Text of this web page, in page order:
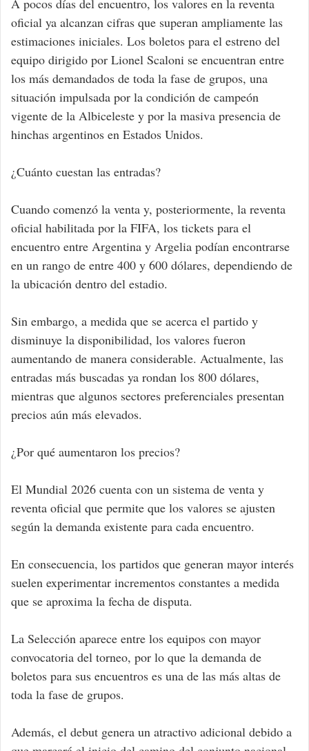
A pocos días del encuentro, los valores en la reventa
oficial ya alcanzan cifras que superan ampliamente las
estimaciones iniciales. Los boletos para el estreno del
equipo dirigido por Lionel Scaloni se encuentran entre
los más demandados de toda la fase de grupos, una
situación impulsada por la condición de campeón
vigente de la Albiceleste y por la masiva presencia de
hinchas argentinos en Estados Unidos.
¿Cuánto cuestan las entradas?
Cuando comenzó la venta y, posteriormente, la reventa
oficial habilitada por la FIFA, los tickets para el
encuentro entre Argentina y Argelia podían encontrarse
en un rango de entre 400 y 600 dólares, dependiendo de
la ubicación dentro del estadio.
Sin embargo, a medida que se acerca el partido y
disminuye la disponibilidad, los valores fueron
aumentando de manera considerable. Actualmente, las
entradas más buscadas ya rondan los 800 dólares,
mientras que algunos sectores preferenciales presentan
precios aún más elevados.
¿Por qué aumentaron los precios?
El Mundial 2026 cuenta con un sistema de venta y
reventa oficial que permite que los valores se ajusten
según la demanda existente para cada encuentro.
En consecuencia, los partidos que generan mayor interés
suelen experimentar incrementos constantes a medida
que se aproxima la fecha de disputa.
La Selección aparece entre los equipos con mayor
convocatoria del torneo, por lo que la demanda de
boletos para sus encuentros es una de las más altas de
toda la fase de grupos.
Además, el debut genera un atractivo adicional debido a